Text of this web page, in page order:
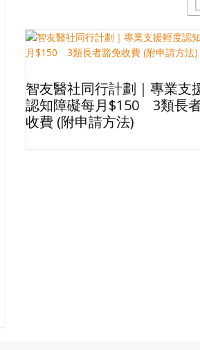
智友醫社同行計劃｜專業支
認知障礙每月$150 3類長
收費 (附申請方法)